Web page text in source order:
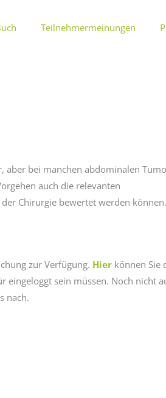
Teilnehmermeinungen
aber bei manchen abdominalen
auch die relevanten
Chirurgie bewertet werden können.
zur Verfügung. Hier können Sie
eingeloggt sein müssen. Noch nicht
nach.